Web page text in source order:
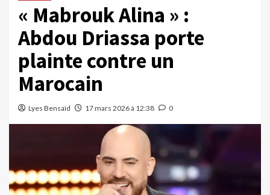
« Mabrouk Alina » :
Abdou Driassa porte
plainte contre un
Marocain
Lyes Bensaïd 17 mars 2026 à 12:38 0